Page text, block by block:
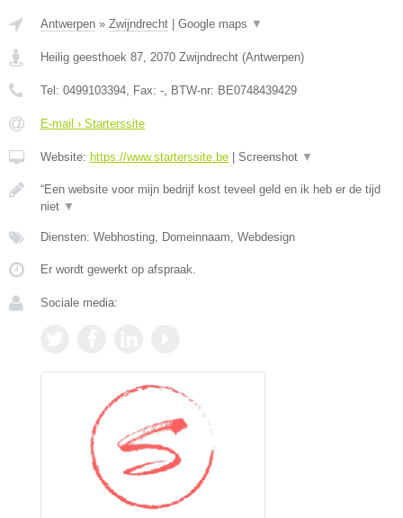
Antwerpen » Zwijndrecht Google maps ▼
Heilig geesthoek 87, 2070 Zwijndrecht (Antwerpen)
Tel: 0499103394, Fax: -, BTW-nr: BE0748439429
E-mail › Starterssite
Website: https://www.starterssite.be Screenshot ▼
“Een website voor mijn bedrijf kost teveel geld en ik heb er de tijd
niet ▼
Diensten: Webhosting, Domeinnaam, Webdesign
Er wordt gewerkt op afspraak.
Sociale media: